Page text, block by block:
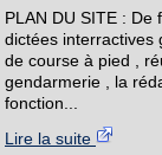
PLAN DU SITE :
dictées interractives
de course à pied ,
gendarmerie , la
fonction...
Lire la suite